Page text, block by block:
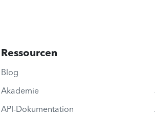
Ressourcen
Blog
Akademie
API-Dokumentation